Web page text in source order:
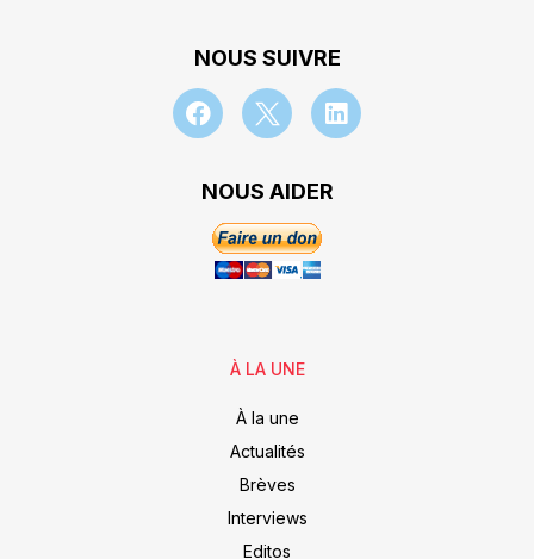
NOUS SUIVRE
NOUS AIDER
À LA UNE
À la une
Actualités
Brèves
Interviews
Editos